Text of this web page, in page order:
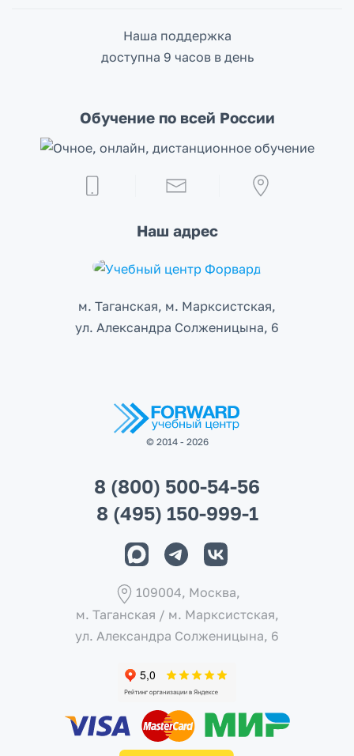
Наша поддержка
доступна 9 часов в день
Обучение по всей России
Наш адрес
м. Таганская, м. Марксистcкая,
ул. Александра Солженицына, 6
© 2014 - 2026
8 (800) 500-54-56
8 (495) 150-999-1
109004, Москва,
м. Таганская / м. Марксистcкая,
ул. Александра Солженицына, 6